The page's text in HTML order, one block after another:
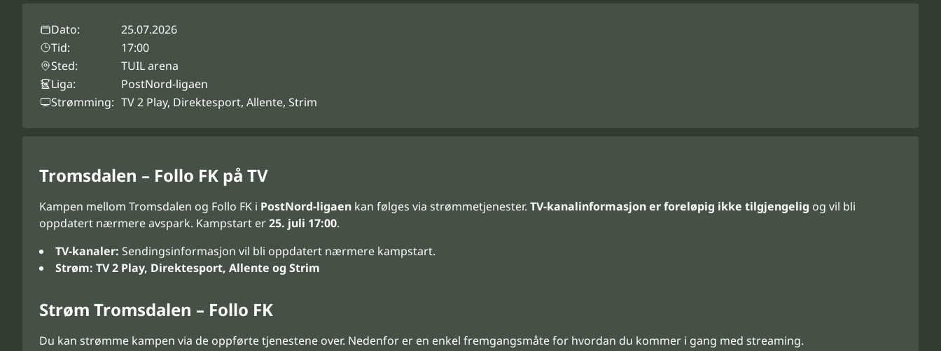
Dato:
25.07.2026
Tid:
17:00
Sted:
TUIL arena
Liga:
PostNord-ligaen
Strømming: TV 2 Play, Direktesport, Allente, Strim
Tromsdalen – Follo FK på TV
Kampen mellom Tromsdalen og Follo FK i PostNord-ligaen kan følges via strømmetjenester. TV-kanalinformasjon er foreløpig ikke tilgjengelig og vil bli
oppdatert nærmere avspark. Kampstart er25. juli 17:00.
TV-kanaler: Sendingsinformasjon vil bli oppdatert nærmere kampstart.
Strøm: TV 2 Play, Direktesport, Allente og Strim
Strøm Tromsdalen – Follo FK
Du kan strømme kampen via de oppførte tjenestene over. Nedenfor er en enkel fremgangsmåte for hvordan du kommer i gang med streaming.